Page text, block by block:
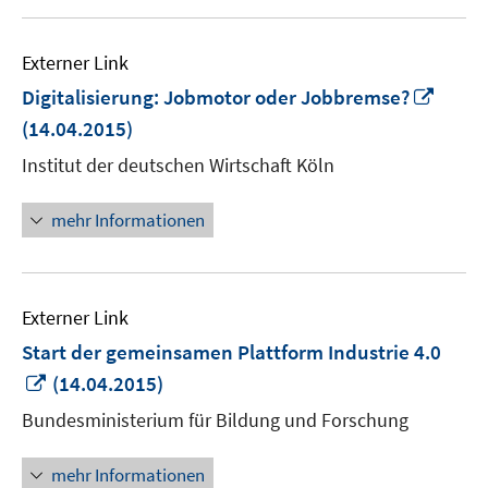
Externer Link
Digitalisierung: Jobmotor oder Jobbremse?
(14.04.2015)
Institut der deutschen Wirtschaft Köln
mehr Informationen
Externer Link
Start der gemeinsamen Plattform Industrie 4.0
In
neuem
Fenster
öffnen
(14.04.2015)
Bundesministerium für Bildung und Forschung
mehr Informationen